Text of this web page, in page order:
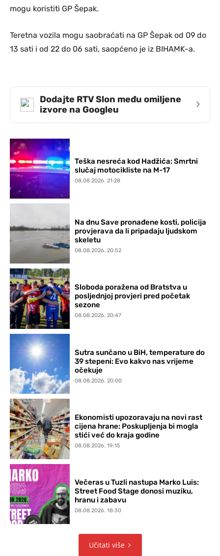
mogu koristiti GP Šepak.
Teretna vozila mogu saobraćati na GP Šepak od 09 do
13 sati i od 22 do 06 sati, saopćeno je iz BIHAMK-a.
Dodajte RTV Slon među omiljene
izvore na Googleu
›
Teška nesreća kod Hadžića: Smrtni
slučaj motocikliste na M-17
08.08.2026. 21:28
Na dnu Save pronađene kosti, policija
provjerava da li pripadaju ljudskom
skeletu
08.08.2026. 20:52
Sloboda poražena od Bratstva u
posljednjoj provjeri pred početak
sezone
08.08.2026. 20:47
Sutra sunčano u BiH, temperature do
39 stepeni: Evo kakvo nas vrijeme
očekuje
08.08.2026. 20:00
Ekonomisti upozoravaju na novi rast
cijena hrane: Poskupljenja bi mogla
stići već do kraja godine
08.08.2026. 19:15
Večeras u Tuzli nastupa Marko Luis:
Street Food Stage donosi muziku,
hranu i zabavu
08.08.2026. 18:30
Učitati više